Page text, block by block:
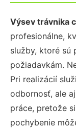
Výsev trávnika
profesionálne,
služby, ktoré sú
požiadavkám.
Pri realizácií
odbornosť, ale
práce, pretože
pochybenie